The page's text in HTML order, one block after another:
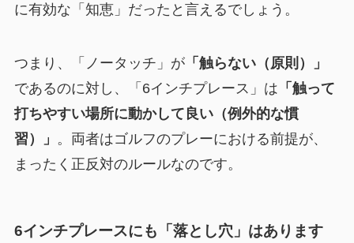
に有効な「知恵」だったと言えるでしょう。
つまり、「ノータッチ」が「触らない（原則）」
であるのに対し、「6インチプレース」は 「触って
打ちやすい場所に動かして良い（例外的な慣
習）」 。両者はゴルフのプレーにおける前提が、
まったく正反対のルールなのです。
6インチプレースにも「落とし穴」はあります